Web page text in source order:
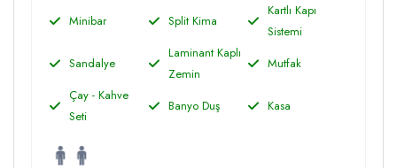
Minibar
Split Kima
Kartlı Kapı
Sistemi
Sandalye
Laminant Kaplı
Zemin
Mutfak
Çay - Kahve
Seti
Banyo Duş Kasa